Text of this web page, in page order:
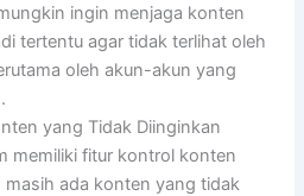
ingin menjaga konten
tertentu agar tidak terlihat oleh
oleh akun-akun yang
yang Tidak Diinginkan
memiliki fitur kontrol konten
masih ada konten yang tidak